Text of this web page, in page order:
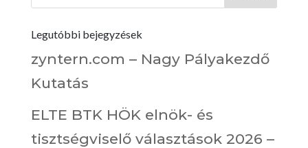
Legutóbbi bejegyzések
zyntern.com – Nagy Pályakezdő
Kutatás
ELTE BTK HÖK elnök- és
tisztségviselő választások 2026 –